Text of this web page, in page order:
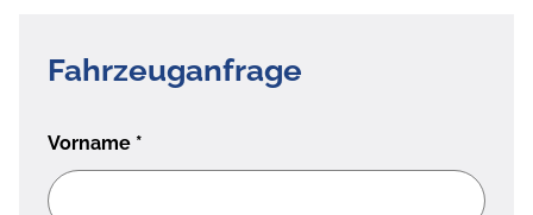
Fahrzeuganfrage
Vorname *